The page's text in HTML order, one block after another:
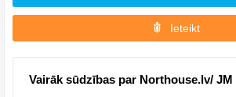
Ieteikt
Vairāk sūdzības par Northouse.lv/ JM